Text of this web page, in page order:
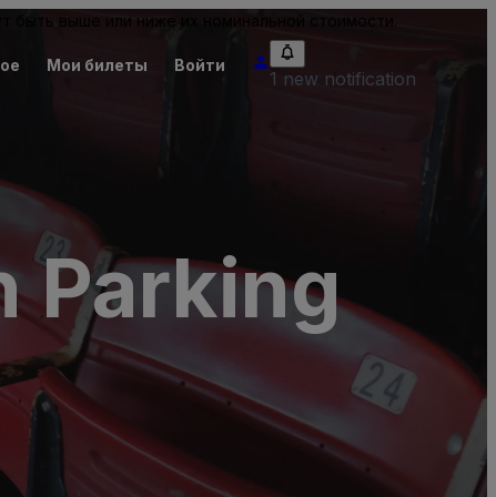
выше или ниже их номинальной стоимости.
Мои билеты Войти
1 new notification
Parking